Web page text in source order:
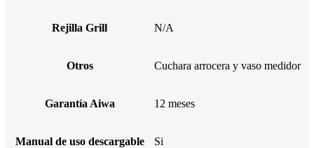
Rejilla Grill N/A
Otros Cuchara arrocera y vaso medidor
Garantía Aiwa 12 meses
Manual de uso descargable Si